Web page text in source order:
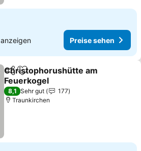
anzeigen Preise sehen
TeilenZu Favoriten hinzufügen
Christophorushütte am
Feuerkogel
Preise sehen
8,1 Sehr gut
177
Traunkirchen